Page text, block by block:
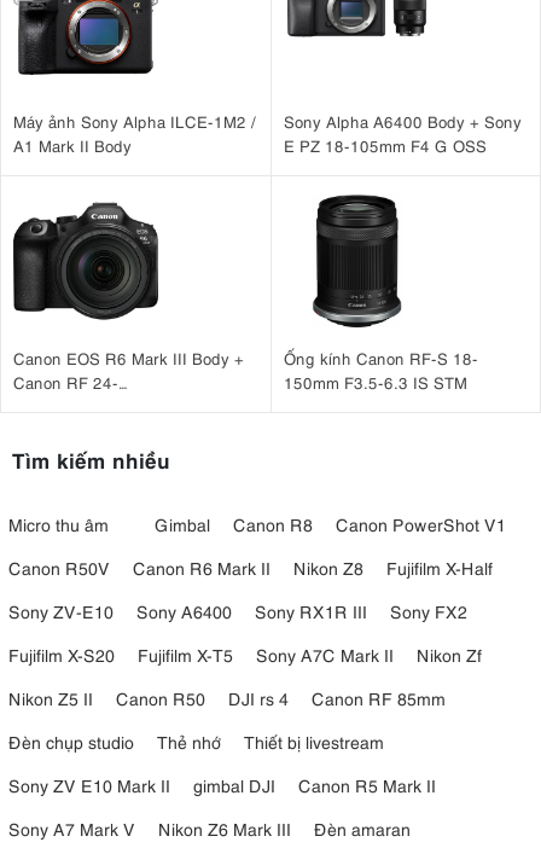
Máy ảnh Sony Alpha ILCE-1M2 /
A1 Mark II Body
Sony Alpha A6400 Body + Sony
E PZ 18-105mm F4 G OSS
Canon EOS R6 Mark III Body +
Canon RF 24-
Ống kính Canon RF-S 18-
150mm F3.5-6.3 IS STM
Tìm kiếm nhiều
Micro thu âm Gimbal Canon R8
Canon PowerShot V1
Canon R50V
Canon R6 Mark II Nikon Z8
Fujifilm X-Half
Sony ZV-E10
Sony A6400 Sony RX1R III
Sony FX2
Fujifilm X-S20
Fujifilm X-T5 Sony A7C Mark II
Nikon Zf
Nikon Z5 II
Canon R50 DJI rs 4
Canon RF 85mm
Đèn chụp studio
Thẻ nhớ
Thiết bị livestream
Sony ZV E10 Mark II
gimbal DJI
Canon R5 Mark II
Sony A7 Mark V
Nikon Z6 Mark III
Đèn amaran